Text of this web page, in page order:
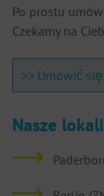
Po prostu
Czekamy na
>> Umówić
Nasze